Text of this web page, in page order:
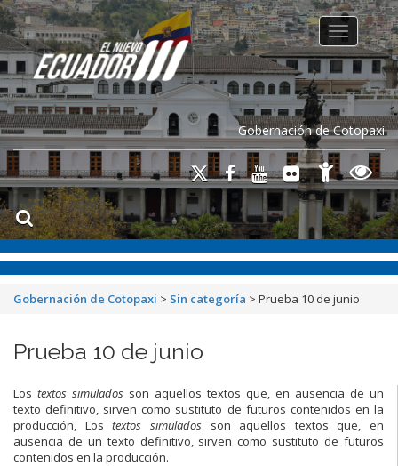
Gobernación de Cotopaxi
Toggle
Gobernación de Cotopaxi > Sin categoría > Prueba 10 de junio
Prueba 10 de junio
Los textos simulados son aquellos textos que, en ausencia de un
texto definitivo, sirven como sustituto de futuros contenidos en la
producción, Lostextos simuladosson aquellos textos que, en
ausencia de un texto definitivo, sirven como sustituto de futuros
contenidos en la producción.